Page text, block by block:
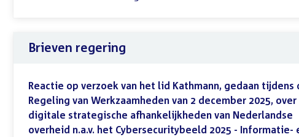
Brieven regering
Reactie op verzoek van het lid Kathmann, gedaan tijdens
Regeling van Werkzaamheden van 2 december 2025, over
digitale strategische afhankelijkheden van Nederlandse
overheid n.a.v. het Cybersecuritybeeld 2025 - Informatie-